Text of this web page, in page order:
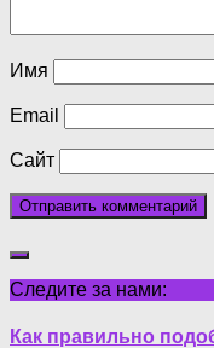
Имя
Email
Сайт
Следите за нами:
Как правильно